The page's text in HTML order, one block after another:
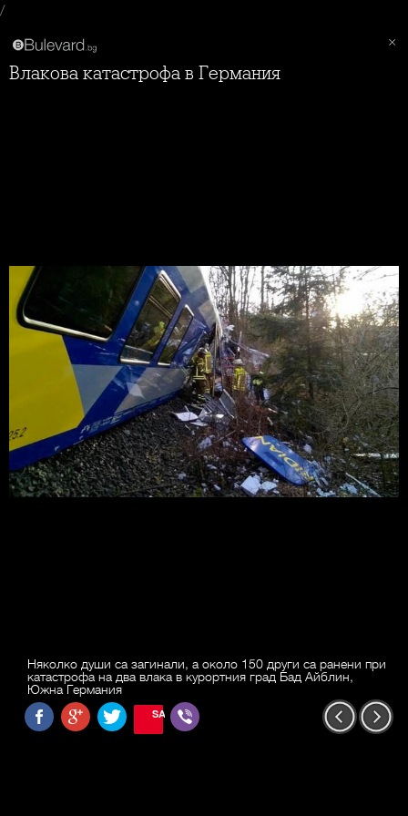
/
Влакова катастрофа в Германия
Няколко души са загинали, а около 150 други са ранени при
катастрофа на два влака в курортния град Бад Айблин,
Южна Германия
SAVE